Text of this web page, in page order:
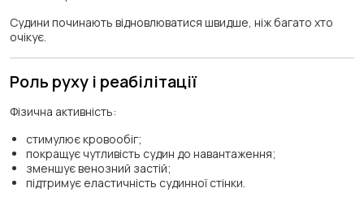
Судини починають відновлюватися швидше, ніж багато хто
очікує.
Роль руху і реабілітації
Фізична активність:
стимулює кровообіг;
покращує чутливість судин до навантаження;
зменшує венозний застій;
підтримує еластичність судинної стінки.